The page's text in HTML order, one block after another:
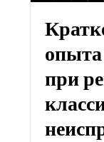
опыта
при